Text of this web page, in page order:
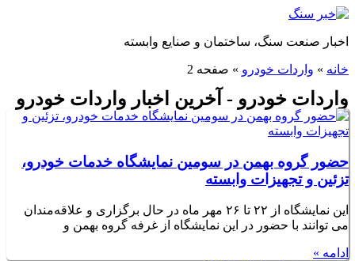
پرش
محتوا
اخبار صنعت سنگ، ساختمان و صنایع وابسته
خانه » واردات خودرو » صفحه 2
واردات خودرو - آخرین اخبار واردات خودرو
حضور گروه بهمن در سومین نمایشگاه خدمات خودرو،
تزئین و تجهیزات وابسته
این نمایشگاه از ۲۲ تا ۲۶ مهر ماه در حال برگزاری و علاقه‌مندان
می توانند با حضور در این نمایشگاه از غرفه گروه بهمن‌ و
ادامه »